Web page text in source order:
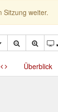
Sitzung weiter.
Überblick